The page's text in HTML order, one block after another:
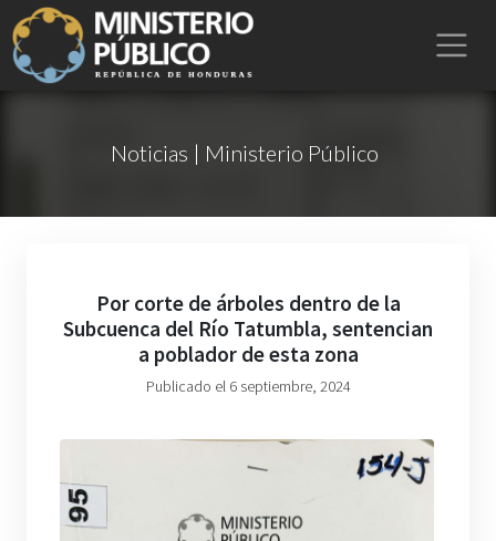
Noticias | Ministerio Público
Por corte de árboles dentro de la
Subcuenca del Río Tatumbla, sentencian
a poblador de esta zona
Publicado el 6 septiembre, 2024